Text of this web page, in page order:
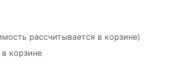
рассчитывается в корзине)
корзине